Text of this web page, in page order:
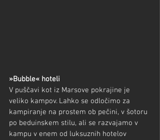
»Bubble« hoteli
V puščavi kot iz Marsove pokrajine je
veliko kampov. Lahko se odločimo za
kampiranje na prostem ob pečini, v šotoru
po beduinskem stilu, ali se razvajamo v
kampu v enem od luksuznih hotelov